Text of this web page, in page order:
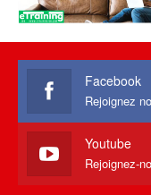
Facebook
Youtube